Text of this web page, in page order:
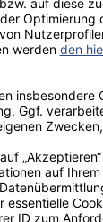
in ihren
Haltung“ zu
der Motor-
verzerre die
Gegensätze